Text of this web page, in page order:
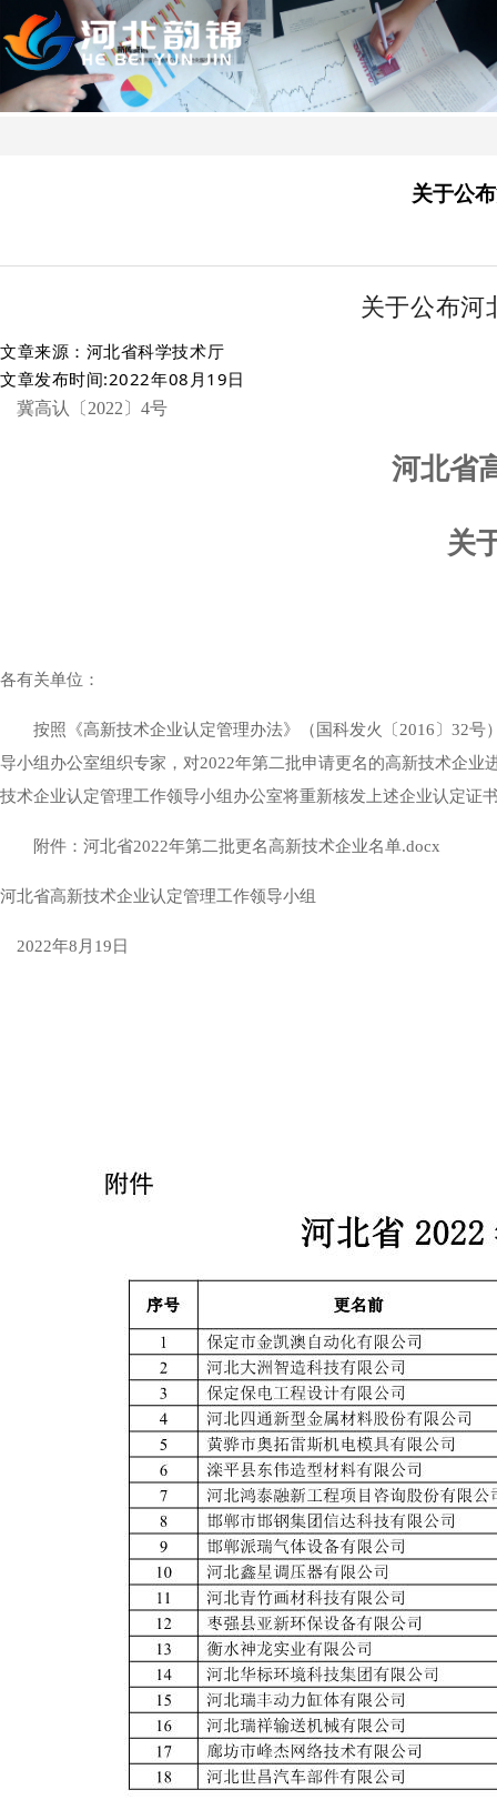
关于公
关于公布河
文章来源：河北省科学技术厅
文章发布时间:2022年08月19日
冀高认〔2022〕4号
河北省
关
各有关单位：
按照《高新技术企业认定管理办法》（国科发火〔2016〕32号
导小组办公室组织专家，对2022年第二批申请更名的高新技术企
技术企业认定管理工作领导小组办公室将重新核发上述企业认定证
附件：河北省2022年第二批更名高新技术企业名单.docx
河北省高新技术企业认定管理工作领导小组
2022年8月19日